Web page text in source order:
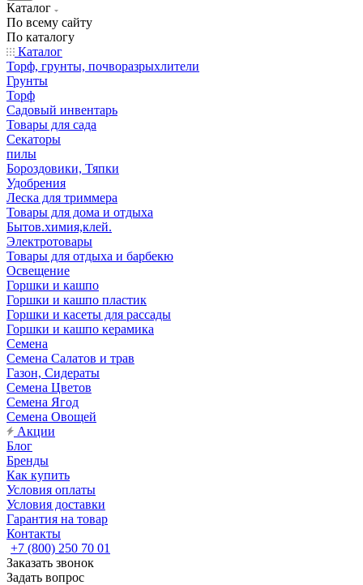
Каталог
По всему сайту
По каталогу
Каталог
Торф, грунты, почворазрыхлители
Грунты
Торф
Садовый инвентарь
Товары для сада
Секаторы
пилы
Бороздовики, Тяпки
Удобрения
Леска для триммера
Товары для дома и отдыха
Бытов.химия,клей.
Электротовары
Товары для отдыха и барбекю
Освещение
Горшки и кашпо
Горшки и кашпо пластик
Горшки и касеты для рассады
Горшки и кашпо керамика
Семена
Семена Салатов и трав
Газон, Сидераты
Семена Цветов
Семена Ягод
Семена Овощей
Акции
Блог
Бренды
Как купить
Условия оплаты
Условия доставки
Гарантия на товар
Контакты
+7 (800) 250 70 01
Заказать звонок
Задать вопрос